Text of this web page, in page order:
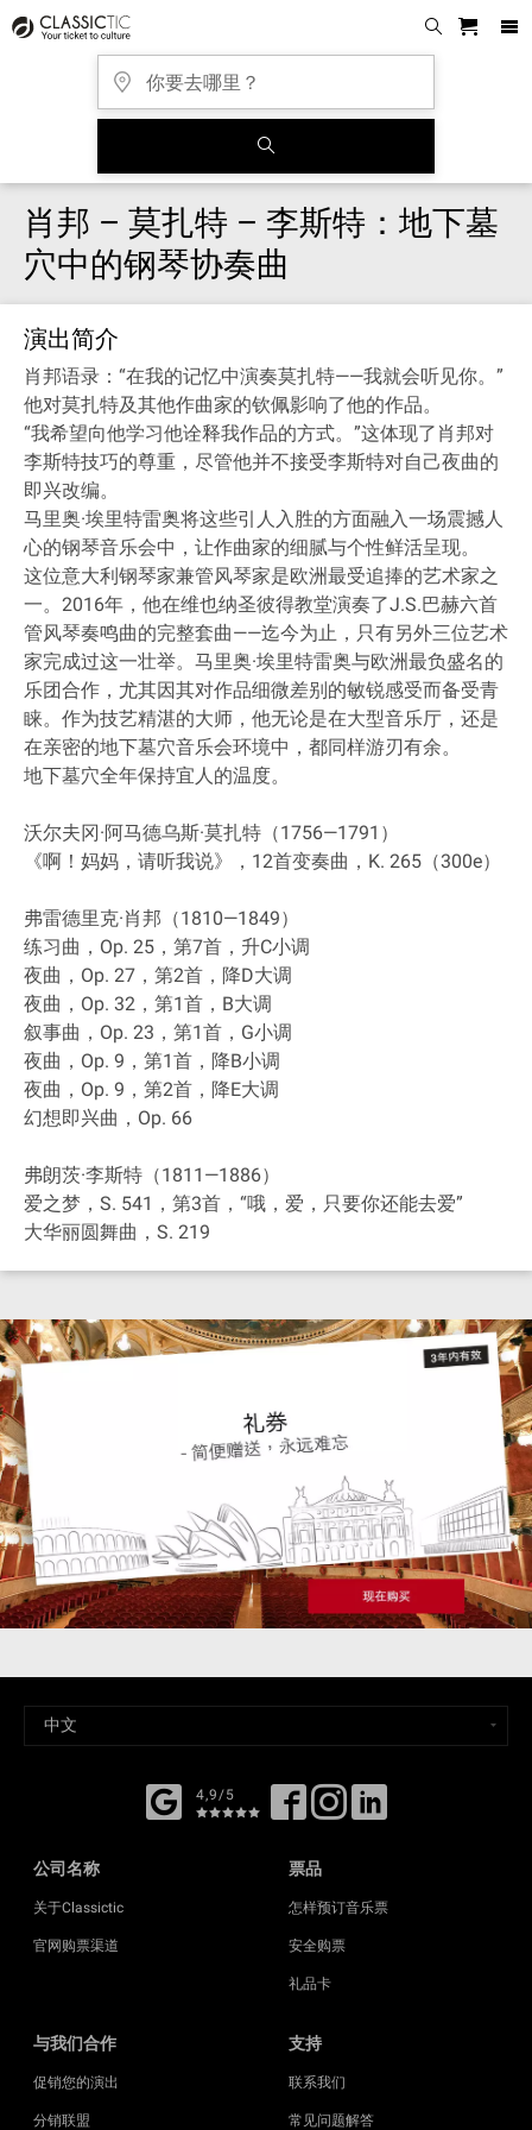
肖邦 – 莫扎特 – 李斯特：地下墓
穴中的钢琴协奏曲
演出简介
肖邦语录：“在我的记忆中演奏莫扎特——我就会听见你。”
他对莫扎特及其他作曲家的钦佩影响了他的作品。
“我希望向他学习他诠释我作品的方式。”这体现了肖邦对
李斯特技巧的尊重，尽管他并不接受李斯特对自己夜曲的
即兴改编。
马里奥·埃里特雷奥将这些引人入胜的方面融入一场震撼人
心的钢琴音乐会中，让作曲家的细腻与个性鲜活呈现。
这位意大利钢琴家兼管风琴家是欧洲最受追捧的艺术家之
一。2016年，他在维也纳圣彼得教堂演奏了J.S.巴赫六首
管风琴奏鸣曲的完整套曲——迄今为止，只有另外三位艺术
家完成过这一壮举。马里奥·埃里特雷奥与欧洲最负盛名的
乐团合作，尤其因其对作品细微差别的敏锐感受而备受青
睐。作为技艺精湛的大师，他无论是在大型音乐厅，还是
在亲密的地下墓穴音乐会环境中，都同样游刃有余。
地下墓穴全年保持宜人的温度。
沃尔夫冈·阿马德乌斯·莫扎特（1756—1791）
《啊！妈妈，请听我说》，12首变奏曲，K. 265（300e）
弗雷德里克·肖邦（1810—1849）
练习曲，Op. 25，第7首，升C小调
夜曲，Op. 27，第2首，降D大调
夜曲，Op. 32，第1首，B大调
叙事曲，Op. 23，第1首，G小调
夜曲，Op. 9，第1首，降B小调
夜曲，Op. 9，第2首，降E大调
幻想即兴曲，Op. 66
弗朗茨·李斯特（1811—1886）
爱之梦，S. 541，第3首，“哦，爱，只要你还能去爱”
大华丽圆舞曲，S. 219
4,9/5
公司名称
关于Classictic
官网购票渠道
票品
怎样预订音乐票
安全购票
礼品卡
与我们合作
促销您的演出
分销联盟
支持
联系我们
常见问题解答